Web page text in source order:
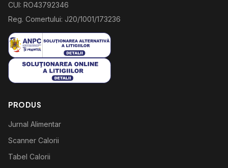
CUI: RO43792346
Reg. Comertului: J20/1001/173236
PRODUS
Jurnal Alimentar
Scanner Calorii
Tabel Calorii